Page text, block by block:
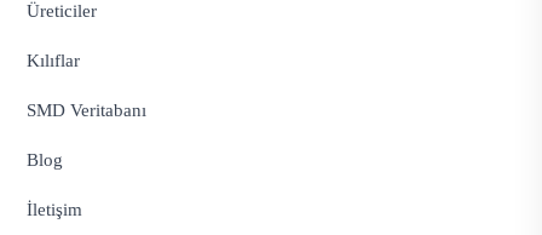
Üreticiler
Kılıflar
SMD Veritabanı
Blog
İletişim